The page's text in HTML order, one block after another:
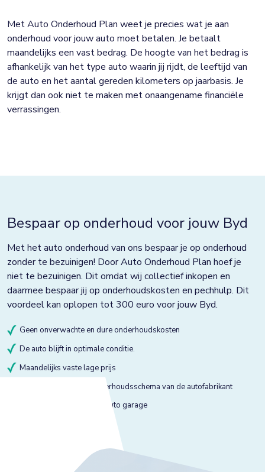
Met Auto Onderhoud Plan weet je precies wat je aan
onderhoud voor jouw auto moet betalen. Je betaalt
maandelijks een vast bedrag. De hoogte van het bedrag is
afhankelijk van het type auto waarin jij rijdt, de leeftijd van
de auto en het aantal gereden kilometers op jaarbasis. Je
krijgt dan ook niet te maken met onaangename financiële
verrassingen.
Bespaar op onderhoud voor jouw Byd
Met het auto onderhoud van ons bespaar je op onderhoud
zonder te bezuinigen! Door Auto Onderhoud Plan hoef je
niet te bezuinigen. Dit omdat wij collectief inkopen en
daarmee bespaar jij op onderhoudskosten en pechhulp. Dit
voordeel kan oplopen tot 300 euro voor jouw Byd.
Geen onverwachte en dure onderhoudskosten
De auto blijft in optimale conditie.
Maandelijks vaste lage prijs
Onderhoud volgens onderhoudsschema van de autofabrikant
Onderhoud bij gekeurde auto garage